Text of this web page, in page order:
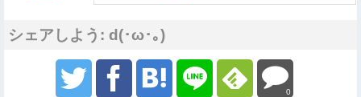
シェアしよう: d(･ω･｡)
0